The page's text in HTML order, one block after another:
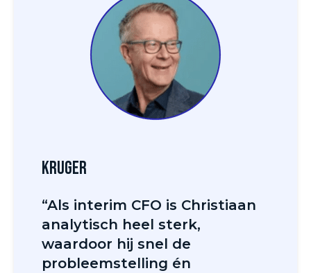
Kruger
“Als interim CFO is Christiaan
analytisch heel sterk,
waardoor hij snel de
probleemstelling én